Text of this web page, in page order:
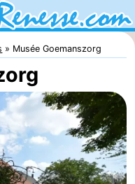
Musée Goemanszorg